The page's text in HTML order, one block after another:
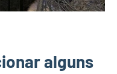
alguns